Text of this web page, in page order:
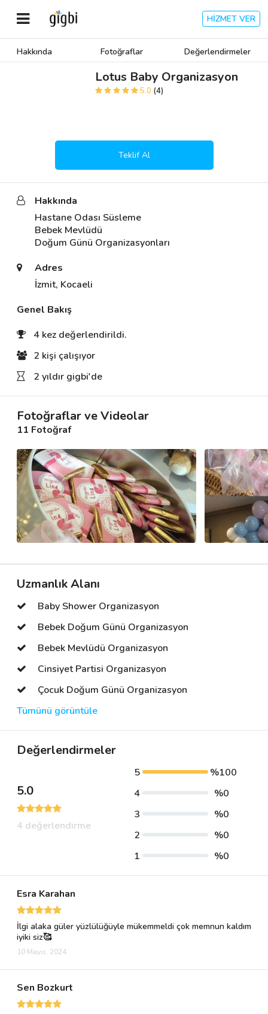
HİZMET VER
Anasayfa
🎈 Biz Kimiz?
Nasıl Çalışır?
🌟
Destek
İletişim
Kariyer
Hakkında Fotoğraflar Değerlendirmeler
Lotus Baby Organizasyon
5.0 (4)
Teklif Al
Hakkında
Hastane Odası Süsleme
Bebek Mevlüdü
Doğum Günü Organizasyonları
Adres
İzmit, Kocaeli
Genel Bakış
4 kez değerlendirildi.
2 kişi çalışıyor
2 yıldır gigbi'de
Fotoğraflar ve Videolar
11 Fotoğraf
Uzmanlık Alanı
Baby Shower Organizasyon
Bebek Doğum Günü Organizasyon
Bebek Mevlüdü Organizasyon
Cinsiyet Partisi Organizasyon
Çocuk Doğum Günü Organizasyon
Tümünü görüntüle
Değerlendirmeler
5.0
4 değerlendirme
5
%100
4
%0
3
%0
2
%0
1
%0
Esra Karahan
İlgi alaka güler yüzlülüğüyle mükemmeldi çok memnun kaldım
iyiki siz🥰
10 Mayıs, 2024
Sen Bozkurt